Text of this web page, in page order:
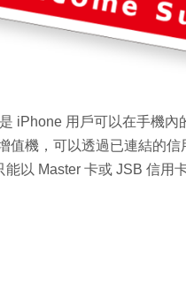
iPhone 用戶可以在手機
值機，可以透過已連結的
以 Master 卡或 JSB 信用卡